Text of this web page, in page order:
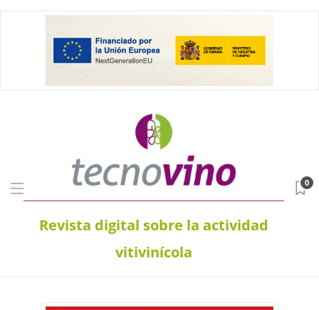
Revista digital sobre la actividad
vitivinícola
0